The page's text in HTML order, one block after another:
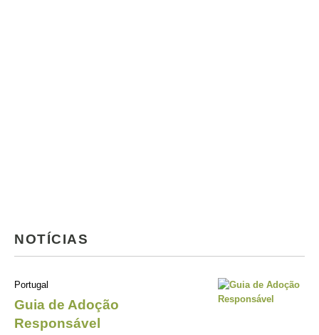
NOTÍCIAS
Portugal
Guia de Adoção
Responsável